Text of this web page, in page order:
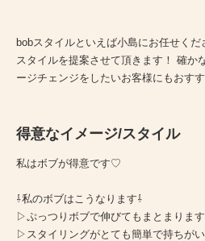
bobスタイルといえば小島にお任せく
スタイルを提案させて頂きます！ 確か
ージチェンジをしたいお客様にもおす
得意なイメージ/スタイル
私はボブが得意です♡
⇩私のボブはこうなります⇩
▷ぷっつりボブで伸びてもまとまります
▷スタイリングがとても簡単で持ちがい